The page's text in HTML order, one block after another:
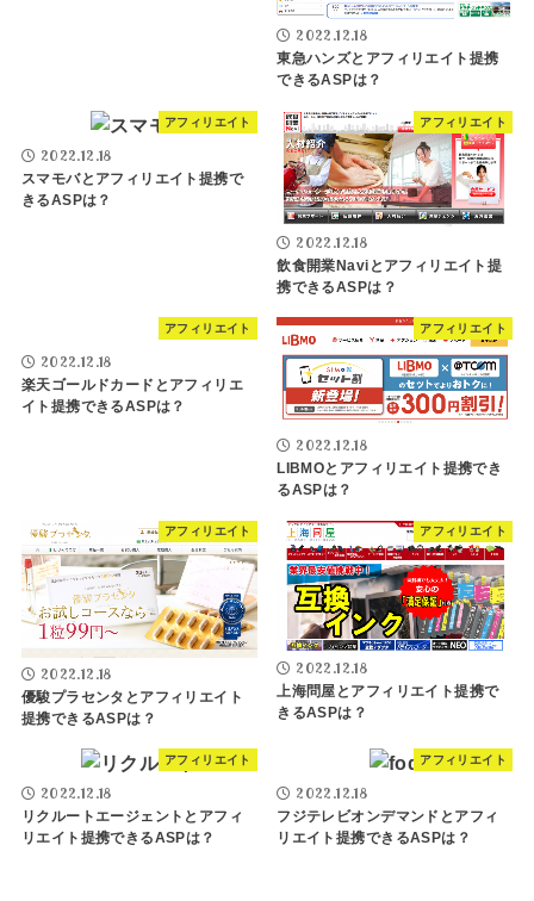
2022.12.18
東急ハンズとアフィリエイト提携
できるASPは？
アフィリエイト
2022.12.18
スマモバとアフィリエイト提携で
きるASPは？
アフィリエイト
2022.12.18
飲食開業Naviとアフィリエイト提
携できるASPは？
アフィリエイト
2022.12.18
楽天ゴールドカードとアフィリエ
イト提携できるASPは？
アフィリエイト
2022.12.18
LIBMOとアフィリエイト提携でき
るASPは？
アフィリエイト
2022.12.18
優駿プラセンタとアフィリエイト
提携できるASPは？
アフィリエイト
2022.12.18
上海問屋とアフィリエイト提携で
きるASPは？
アフィリエイト
2022.12.18
リクルートエージェントとアフィ
リエイト提携できるASPは？
アフィリエイト
2022.12.18
フジテレビオンデマンドとアフィ
リエイト提携できるASPは？